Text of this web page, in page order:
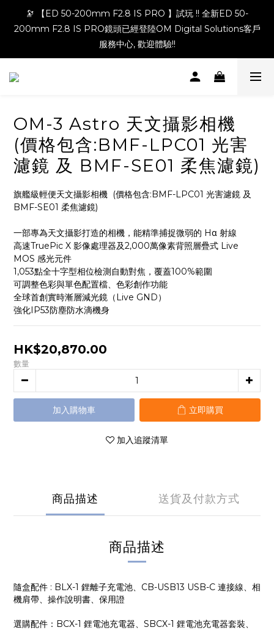
🔭 【ED 50-200mm F2.8 IS PRO 】試玩 !! 全新ED 50-
200mm F2.8 IS PRO鏡頭已經登陸OM Digital Solutions客戶
服務中心, 歡迎體驗!!
OM-3 Astro 天文攝影相機
(價格包含:BMF-LPC01 光害
濾鏡 及 BMF-SE01 柔焦濾鏡)
旗艦級輕便天文攝影相機  (價格包含:BMF-LPC01 光害濾鏡 及
BMF-SE01 柔焦濾鏡)
一部專為天文攝影打造的相機，能精準捕捉微弱的 Hα 射線
高速TruePic X 影像處理器及2,000萬像素背照層疊式 Live
MOS 感光元件
1,053點全十字型相位檢測自動對焦，覆蓋100%範圍
可調整色彩與單色配置檔、色彩創作功能
全球首創實時漸層減光鏡（Live GND）
強化IP53防塵防水滴機身
HK$20,870.00
數量
加入購物車 立即購買
加入追蹤清單
商品描述 送貨及付款方式
商品描述
隨盒配件 : BLX-1 鋰離子充電池、CB-USB13 USB-C 連接線、相
機肩帶、操作說明書、保用證
選購配件：BCX-1 鋰電池充電器、SBCX-1 鋰電池充電器套裝、